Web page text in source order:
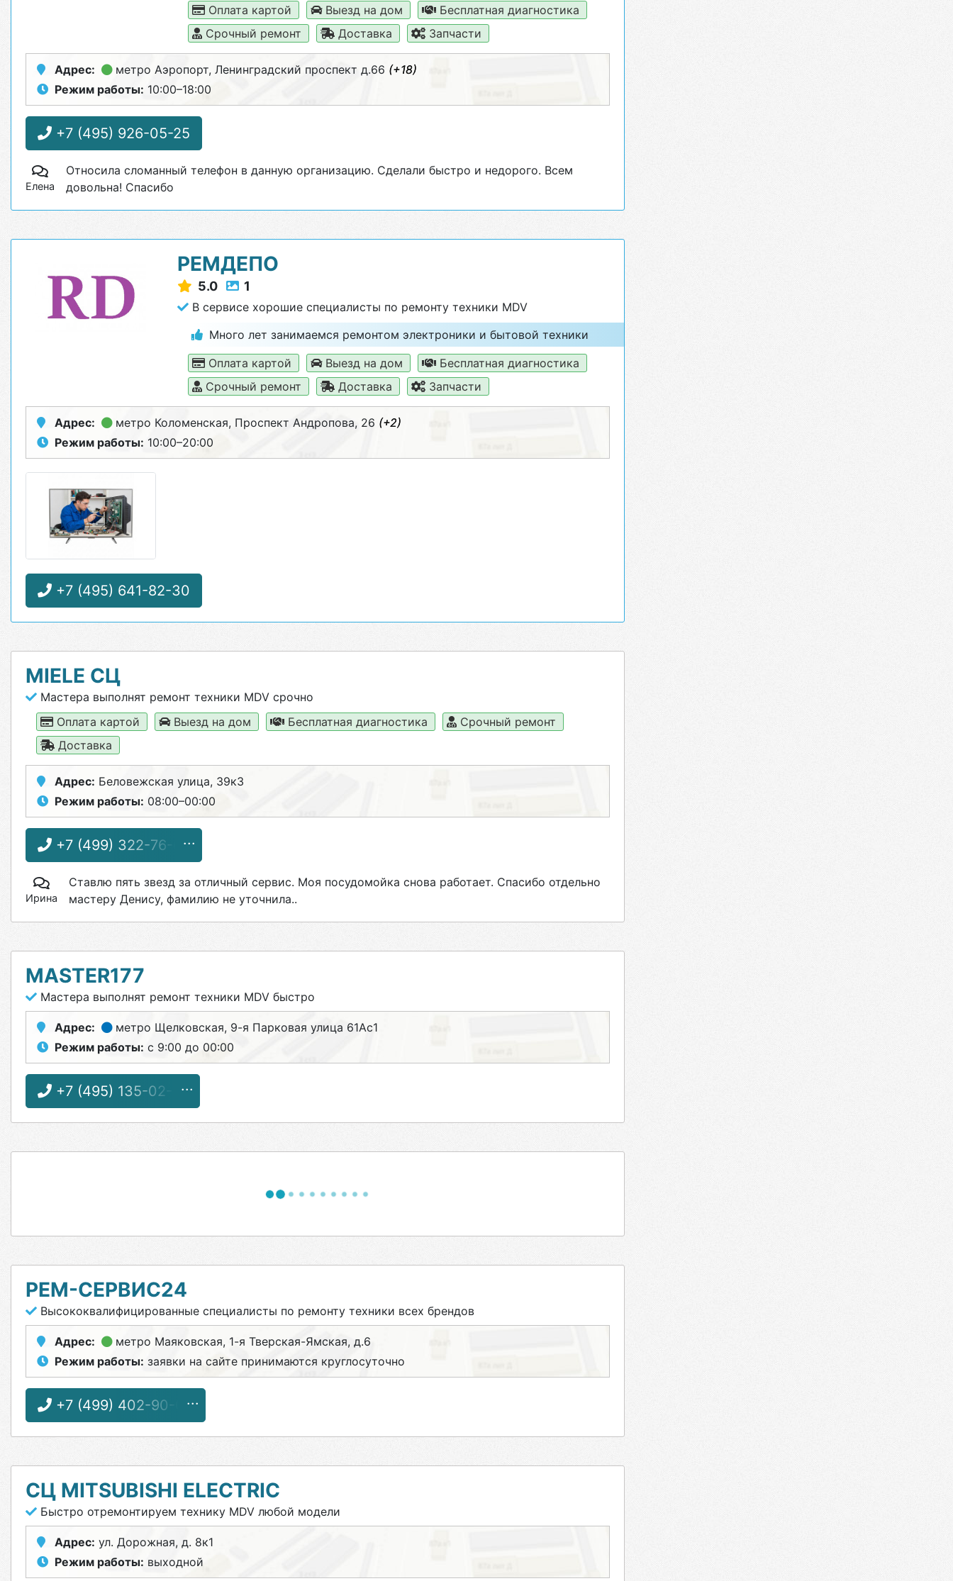
Оплата картой
Выезд на дом
Бесплатная диагностика
Срочный ремонт
Доставка Запчасти
Адрес: метро Аэропорт, Ленинградский проспект д.66 (+18)
Режим работы: 10:00–18:00
+7 (495) 926-05-25
Елена
Относила сломанный телефон в данную организацию. Сделали быстро и недорого. Всем
довольна! Спасибо
РЕМДЕПО
5.0 1
В сервисе хорошие специалисты по ремонту техники MDV
Много лет занимаемся ремонтом электроники и бытовой техники
Оплата картой
Выезд на дом
Бесплатная диагностика
Срочный ремонт
Доставка Запчасти
Адрес: метро Коломенская, Проспект Андропова, 26 (+2)
Режим работы: 10:00–20:00
+7 (495) 641-82-30
MIELE СЦ
Мастера выполнят ремонт техники MDV срочно
Оплата картой
Выезд на дом Бесплатная диагностика
Срочный ремонт
Доставка
Адрес: Беловежская улица, 39к3
Режим работы: 08:00–00:00
+7 (499) 322-76-69
Ирина
Ставлю пять звезд за отличный сервис. Моя посудомойка снова работает. Спасибо отдельно
мастеру Денису, фамилию не уточнила..
MASTER177
Мастера выполнят ремонт техники MDV быстро
Адрес: метро Щелковская, 9-я Парковая улица 61Ас1
Режим работы: с 9:00 до 00:00
+7 (495) 135-02-01
РЕМ-СЕРВИС24
Высококвалифицированные специалисты по ремонту техники всех брендов
Адрес: метро Маяковская, 1-я Тверская-Ямская, д.6
Режим работы: заявки на сайте принимаются круглосуточно
+7 (499) 402-90-00
СЦ MITSUBISHI ELECTRIC
Быстро отремонтируем технику MDV любой модели
Адрес: ул. Дорожная, д. 8к1
Режим работы: выходной